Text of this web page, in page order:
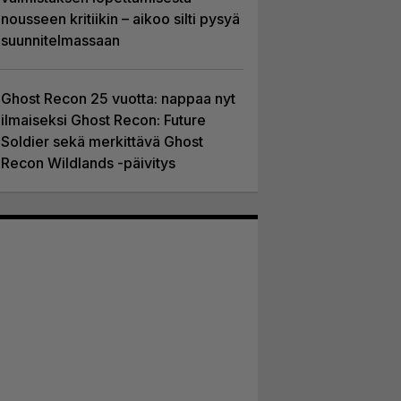
nousseen kritiikin – aikoo silti pysyä
suunnitelmassaan
Ghost Recon 25 vuotta: nappaa nyt
ilmaiseksi Ghost Recon: Future
Soldier sekä merkittävä Ghost
Recon Wildlands -päivitys